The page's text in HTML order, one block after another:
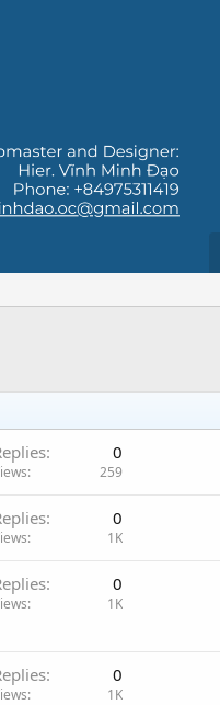
0
259
0
1K
0
1K
0
1K